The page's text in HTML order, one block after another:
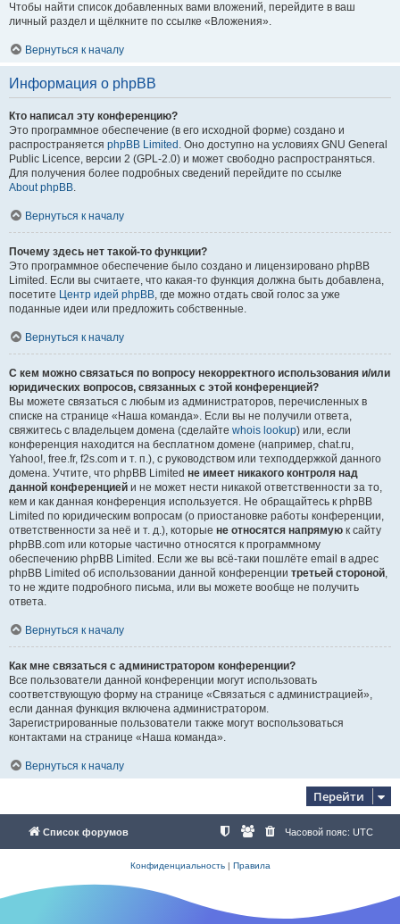
Чтобы найти список добавленных вами вложений, перейдите в ваш
личный раздел и щёлкните по ссылке «Вложения».
Вернуться к началу
Информация о phpBB
Кто написал эту конференцию?
Это программное обеспечение (в его исходной форме) создано и
распространяется phpBB Limited . Оно доступно на условиях GNU General
Public Licence, версии 2 (GPL-2.0) и может свободно распространяться.
Для получения более подробных сведений перейдите по ссылке
About phpBB.
Вернуться к началу
Почему здесь нет такой-то функции?
Это программное обеспечение было создано и лицензировано phpBB
Limited. Если вы считаете, что какая-то функция должна быть добавлена,
посетите Центр идей phpBB, где можно отдать свой голос за уже
поданные идеи или предложить собственные.
Вернуться к началу
С кем можно связаться по вопросу некорректного использования и/или
юридических вопросов, связанных с этой конференцией?
Вы можете связаться с любым из администраторов, перечисленных в
списке на странице «Наша команда». Если вы не получили ответа,
свяжитесь с владельцем домена (сделайте whois lookup) или, если
конференция находится на бесплатном домене (например, chat.ru,
Yahoo!, free.fr, f2s.com и т. п.), с руководством или техподдержкой данного
домена. Учтите, что phpBB Limited не имеет никакого контроля над
данной конференцией и не может нести никакой ответственности за то,
кем и как данная конференция используется. Не обращайтесь к phpBB
Limited по юридическим вопросам (о приостановке работы конференции,
ответственности за неё и т. д.), которые не относятся напрямую к сайту
phpBB.com или которые частично относятся к программному
обеспечению phpBB Limited. Если же вы всё-таки пошлёте email в адрес
phpBB Limited об использовании данной конференции третьей стороной,
то не ждите подробного письма, или вы можете вообще не получить
ответа.
Вернуться к началу
Как мне связаться с администратором конференции?
Все пользователи данной конференции могут использовать
соответствующую форму на странице «Связаться с администрацией»,
если данная функция включена администратором.
Зарегистрированные пользователи также могут воспользоваться
контактами на странице «Наша команда».
Вернуться к началу
Перейти
Список форумов Часовой пояс: UTC
Конфиденциальность| Правила